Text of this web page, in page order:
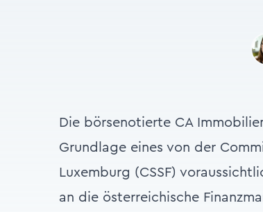
Die börsenotierte CA
Grundlage eines von der
Luxemburg (CSSF)
an die österreichische